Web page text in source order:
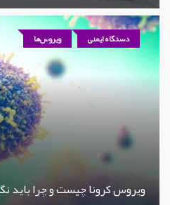
دستگاه ایمنی ویروس‌ها
ویروس کرونا چیست و چرا باید